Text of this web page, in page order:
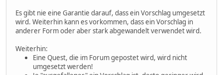
Es gibt nie eine Garantie darauf, dass ein Vorschlag umgesetzt
wird. Weiterhin kann es vorkommen, dass ein Vorschlag in
anderer Form oder aber stark abgewandelt verwendet wird.
Weiterhin:
Eine Quest, die im Forum gepostet wird, wird nicht
umgesetzt werden!